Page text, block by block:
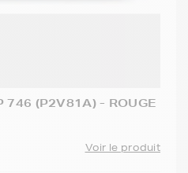
(P2V81A) - ROUGE
Voir le produit